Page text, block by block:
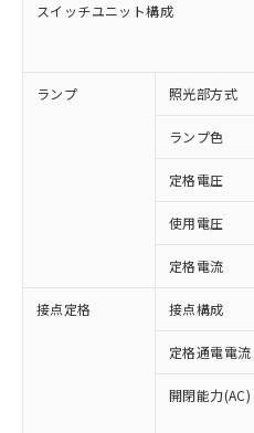
スイッチユニット構成
ランプ 照光部方式
ランプ色
定格電圧
使用電圧
定格電流
接点定格 接点構成
定格通電電流
開閉能力(AC)
ご利用条件
以下の条件をお読み
ご利用ください。
本サービスは、
商品の当社在庫
(税抜)を提供さ
当社制御機器事
対応済み：EU
非含有に対応した製
対応予定：EU RoHS
有に対応した製品に
対応予定なし：EU
非含有に非対応の商
調査・確認中：EU
非含有の対応状況を
非該当品：ライセン
害物質有無と関係の
仕入先様の事情によ
「○」：最大均質材
基準値以下であるこ
「×」：最大均質材